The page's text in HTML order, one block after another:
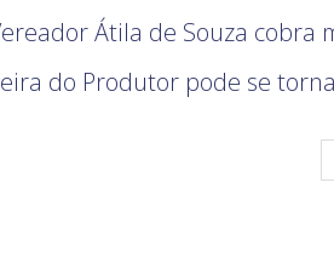
Átila de Souza cobra
do Produtor pode se